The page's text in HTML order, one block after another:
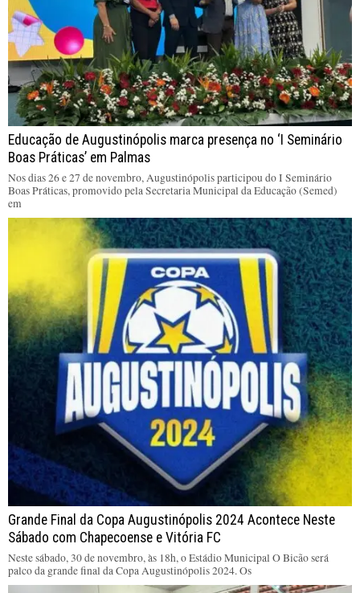
Educação de Augustinópolis marca presença no ‘I Seminário
Boas Práticas’ em Palmas
Nos dias 26 e 27 de novembro, Augustinópolis participou do I Seminário
Boas Práticas, promovido pela Secretaria Municipal da Educação (Semed)
em
Grande Final da Copa Augustinópolis 2024 Acontece Neste
Sábado com Chapecoense e Vitória FC
Neste sábado, 30 de novembro, às 18h, o Estádio Municipal O Bicão será
palco da grande final da Copa Augustinópolis 2024. Os